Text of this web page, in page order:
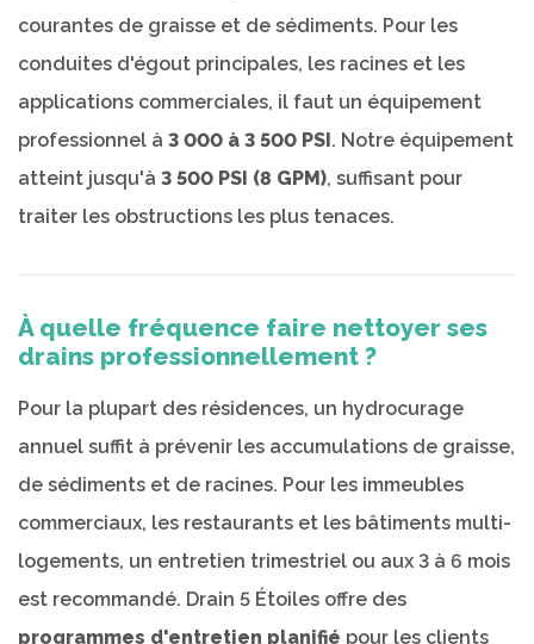
courantes de graisse et de sédiments. Pour les
conduites d'égout principales, les racines et les
applications commerciales, il faut un équipement
professionnel à 3 000 à 3 500 PSI. Notre équipement
atteint jusqu'à 3 500 PSI (8 GPM), suffisant pour
traiter les obstructions les plus tenaces.
À quelle fréquence faire nettoyer ses
drains professionnellement ?
Pour la plupart des résidences, un hydrocurage
annuel suffit à prévenir les accumulations de graisse,
de sédiments et de racines. Pour les immeubles
commerciaux, les restaurants et les bâtiments multi-
logements, un entretien trimestriel ou aux 3 à 6 mois
est recommandé. Drain 5 Étoiles offre des
programmes d'entretien planifié pour les clients